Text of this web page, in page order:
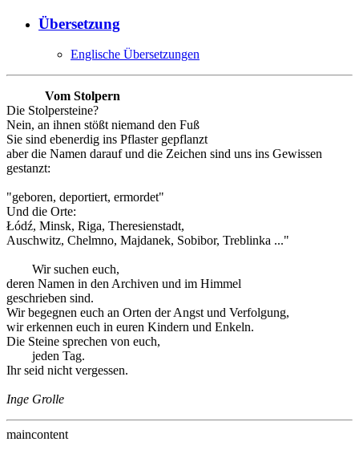
Übersetzung
Englische Übersetzungen
Vom Stolpern
Die Stolpersteine?
Nein, an ihnen stößt niemand den Fuß
Sie sind ebenerdig ins Pflaster gepflanzt
aber die Namen darauf und die Zeichen sind uns ins Gewissen
gestanzt:
"geboren, deportiert, ermordet"
Und die Orte:
Łódź, Minsk, Riga, Theresienstadt,
Auschwitz, Chelmno, Majdanek, Sobibor, Treblinka ..."
Wir suchen euch,
deren Namen in den Archiven und im Himmel
geschrieben sind.
Wir begegnen euch an Orten der Angst und Verfolgung,
wir erkennen euch in euren Kindern und Enkeln.
Die Steine sprechen von euch,
jeden Tag.
Ihr seid nicht vergessen.
Inge Grolle
maincontent